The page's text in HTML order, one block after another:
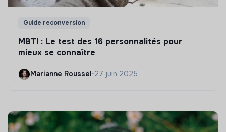
Guide reconversion
MBTI : Le test des 16 personnalités pour
mieux se connaître
Marianne Roussel •27 juin 2025